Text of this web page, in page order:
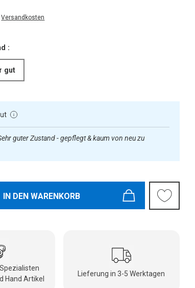
Versandkosten
:
gut
guter Zustand - gepflegt & kaum von neu zu
IN DEN WARENKORB
Hand Artikel
Lieferung in 3-5 Werktagen